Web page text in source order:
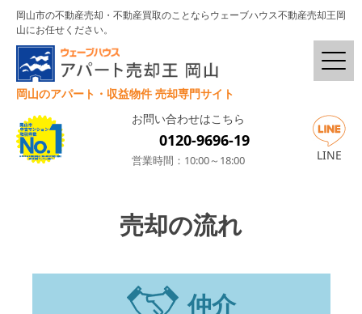
岡山市の不動産売却・不動産買取のことならウェーブハウス不動産売却王岡
山にお任せください。
岡山のアパート・収益物件 売却専門サイト
お問い合わせはこちら
0120-9696-19
営業時間：10:00～18:00 LINE
売却の流れ
仲介